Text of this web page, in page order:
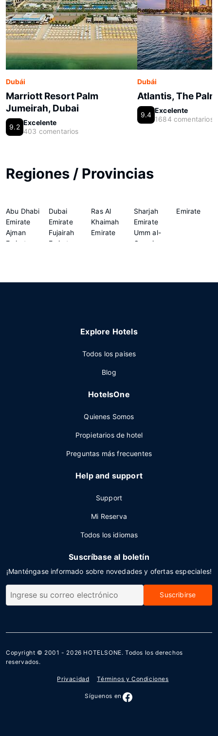
Dubái
Marriott Resort Palm
Jumeirah, Dubai
9.2
Excelente
403 comentarios
Dubái
Atlantis, The Palm
9.4
Excelente
1684 comentarios
Regiones / Provincias
Abu Dhabi
Emirate
Ajman
Emirate
Dubai
Emirate
Fujairah
Emirate
Ras Al
Khaimah
Emirate
Sharjah
Emirate
Umm al-
Quwain
Emirate
Explore Hotels
Todos los paises
Blog
HotelsOne
Quienes Somos
Propietarios de hotel
Preguntas más frecuentes
Help and support
Support
Mi Reserva
Todos los idiomas
Suscríbase al boletín
¡Manténgase informado sobre novedades y ofertas especiales!
Suscribirse
Copyright © 2001 - 2026 HOTELSONE. Todos los derechos
reservados.
Privacidad Términos y Condiciones
Síguenos en